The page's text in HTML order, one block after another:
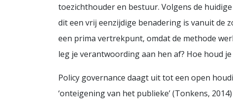
toezichthouder en bestuur. Volgens de
dit een vrij eenzijdige benadering is vanuit de
een prima vertrekpunt, omdat de methode
leg je verantwoording aan hen af? Hoe houd
Policy governance daagt uit tot een open
‘onteigening van het publieke’ (Tonkens,